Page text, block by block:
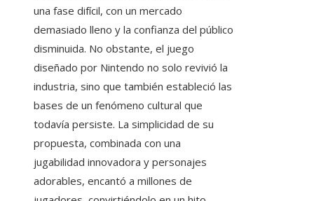
una fase difícil, con un mercado
demasiado lleno y la confianza del público
disminuida. No obstante, el juego
diseñado por Nintendo no solo revivió la
industria, sino que también estableció las
bases de un fenómeno cultural que
todavía persiste. La simplicidad de su
propuesta, combinada con una
jugabilidad innovadora y personajes
adorables, encantó a millones de